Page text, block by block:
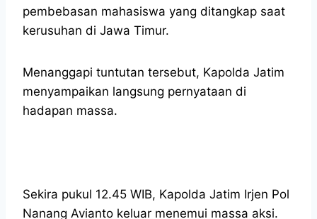
pembebasan mahasiswa yang ditangkap saat
kerusuhan di Jawa Timur.
Menanggapi tuntutan tersebut, Kapolda Jatim
menyampaikan langsung pernyataan di
hadapan massa.
Sekira pukul 12.45 WIB, Kapolda Jatim Irjen Pol
Nanang Avianto keluar menemui massa aksi.